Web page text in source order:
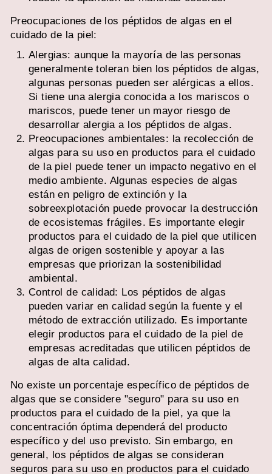
Preocupaciones de los péptidos de algas en el
cuidado de la piel:
Alergias: aunque la mayoría de las personas
generalmente toleran bien los péptidos de algas,
algunas personas pueden ser alérgicas a ellos.
Si tiene una alergia conocida a los mariscos o
mariscos, puede tener un mayor riesgo de
desarrollar alergia a los péptidos de algas.
Preocupaciones ambientales: la recolección de
algas para su uso en productos para el cuidado
de la piel puede tener un impacto negativo en el
medio ambiente. Algunas especies de algas
están en peligro de extinción y la
sobreexplotación puede provocar la destrucción
de ecosistemas frágiles. Es importante elegir
productos para el cuidado de la piel que utilicen
algas de origen sostenible y apoyar a las
empresas que priorizan la sostenibilidad
ambiental.
Control de calidad: Los péptidos de algas
pueden variar en calidad según la fuente y el
método de extracción utilizado. Es importante
elegir productos para el cuidado de la piel de
empresas acreditadas que utilicen péptidos de
algas de alta calidad.
No existe un porcentaje específico de péptidos de
algas que se considere "seguro" para su uso en
productos para el cuidado de la piel, ya que la
concentración óptima dependerá del producto
específico y del uso previsto. Sin embargo, en
general, los péptidos de algas se consideran
seguros para su uso en productos para el cuidado